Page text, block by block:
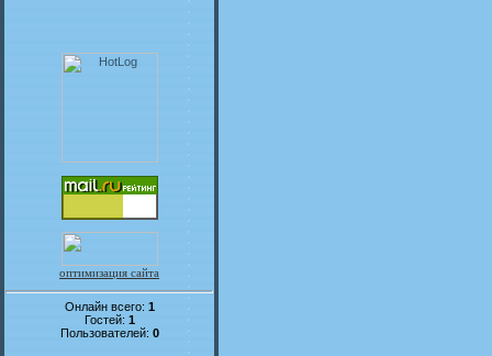
оптимизация сайта
Онлайн всего: 1
Гостей: 1
Пользователей: 0